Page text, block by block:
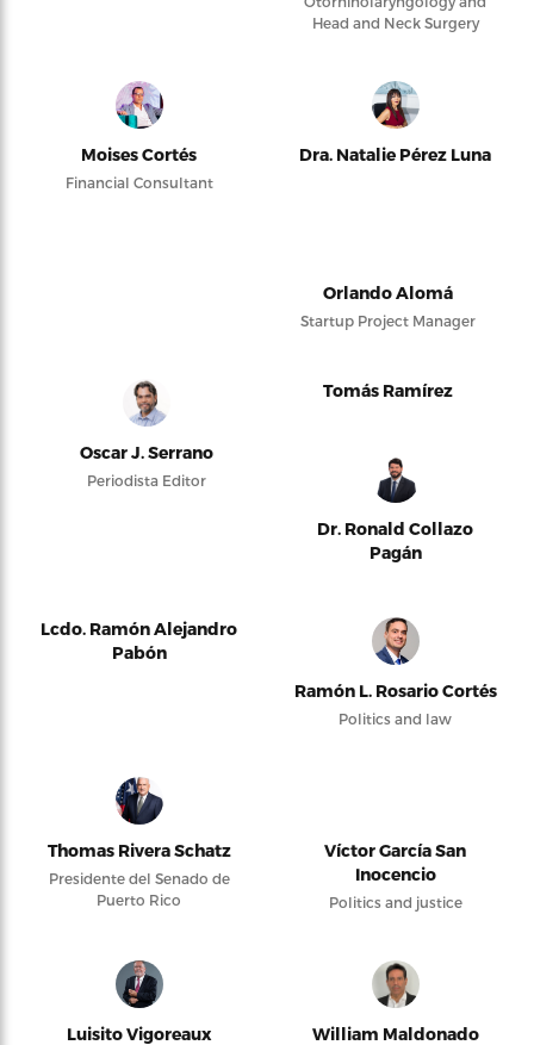
Head and Neck Surgery
Moises Cortés
Financial Consultant
Dra. Natalie Pérez Luna
Orlando Alomá
Startup Project Manager
Oscar J. Serrano
Periodista Editor
Tomás Ramírez
Dr. Ronald Collazo
Pagán
Lcdo. Ramón Alejandro
Pabón
Ramón L. Rosario Cortés
Politics and law
Thomas Rivera Schatz
Presidente del Senado de
Puerto Rico
Víctor García San
Inocencio
Politics and justice
Luisito Vigoreaux William Maldonado